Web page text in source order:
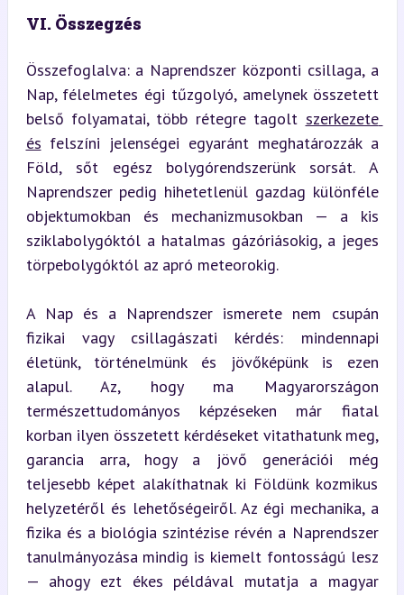
VI. Összegzés
Összefoglalva: a Naprendszer központi csillaga, a
Nap, félelmetes égi tűzgolyó, amelynek összetett
belső folyamatai, több rétegre tagolt szerkezete
és felszíni jelenségei egyaránt meghatározzák a
Föld, sőt egész bolygórendszerünk sorsát. A
Naprendszer pedig hihetetlenül gazdag különféle
objektumokban és mechanizmusokban — a kis
sziklabolygóktól a hatalmas gázóriásokig, a jeges
törpebolygóktól az apró meteorokig.
A Nap és a Naprendszer ismerete nem csupán
fizikai vagy csillagászati kérdés: mindennapi
életünk, történelmünk és jövőképünk is ezen
alapul. Az, hogy ma Magyarországon
természettudományos képzéseken már fiatal
korban ilyen összetett kérdéseket vitathatunk meg,
garancia arra, hogy a jövő generációi még
teljesebb képet alakíthatnak ki Földünk kozmikus
helyzetéről és lehetőségeiről. Az égi mechanika, a
fizika és a biológia szintézise révén a Naprendszer
tanulmányozása mindig is kiemelt fontosságú lesz
— ahogy ezt ékes példával mutatja a magyar